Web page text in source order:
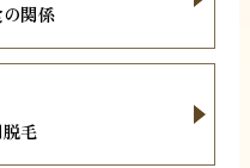
関係
毛